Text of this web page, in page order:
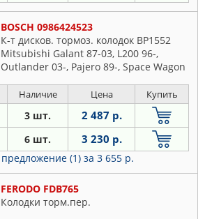
BOSCH 0986424523
К-т дисков. тормоз. колодок BP1552
Mitsubishi Galant 87-03, L200 96-,
Outlander 03-, Pajero 89-, Space Wagon
Перед F
Наличие Цена Купить
3 шт. 2 487 р.
6 шт. 3 230 р.
(1) за 3 655 р.
FERODO FDB765
Колодки торм.пер.